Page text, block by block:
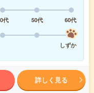
代 50代
60代
しずか
詳しく見る